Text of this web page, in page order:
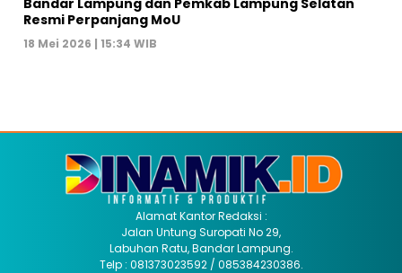
Resmi Perpanjang MoU
18 Mei 2026 | 15:34 WIB
Alamat Kantor Redaksi :
Jalan Untung Suropati No 29,
Labuhan Ratu, Bandar Lampung.
Telp : 081373023592 / 085384230386.